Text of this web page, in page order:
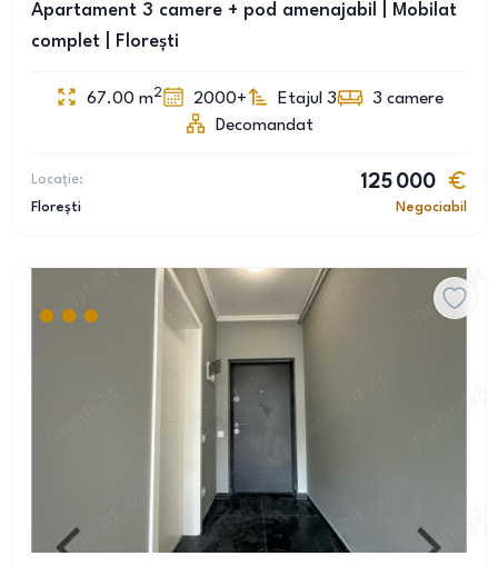
Apartament 3 camere + pod amenajabil | Mobilat
complet | Florești
67.00 m2 2000+ Etajul 3 3 camere
Decomandat
Locație:
Florești
125 000
Negociabil